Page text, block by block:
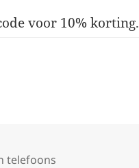
voor 10% korting.
telefoons